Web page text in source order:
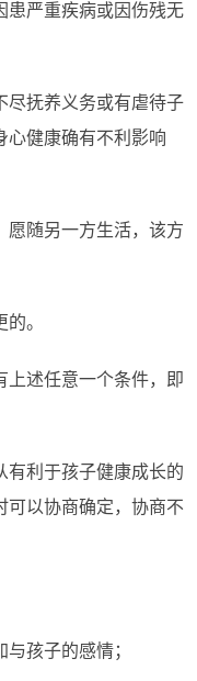
严重疾病或因伤残无
抚养义务或有虐待子
心健康确有不利影响
随另一方生活，该方
。
述任意一个条件，即
利于孩子健康成长的
可以协商确定，协商不
孩子的感情；